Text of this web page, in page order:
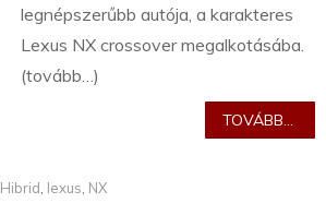
legnépszerűbb autója, a karakteres
Lexus NX crossover megalkotásába.
(tovább…)
TOVÁBB...
Hibrid lexus NX